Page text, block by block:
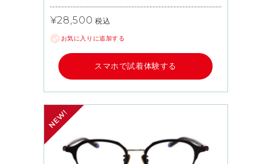
¥28,500 税込
お気に入りに追加する
スマホで試着体験する